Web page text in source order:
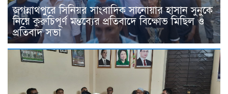
জগন্নাথপুরে সিনিয়র সাংবাদিক সানোয়ার হাসান সুনুকে
নিয়ে কুরুচিপূর্ণ মন্তব্যের প্রতিবাদে বিক্ষোভ মিছিল ও
প্রতিবাদ সভা